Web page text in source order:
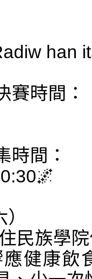
han
賽時間：
時間：
民族學
健康飲